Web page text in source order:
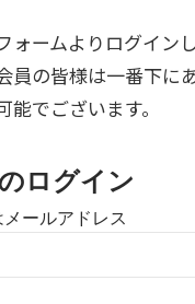
ォームよりログイン
員の皆様は一番下に
でございます。
ログイン
ールアドレス